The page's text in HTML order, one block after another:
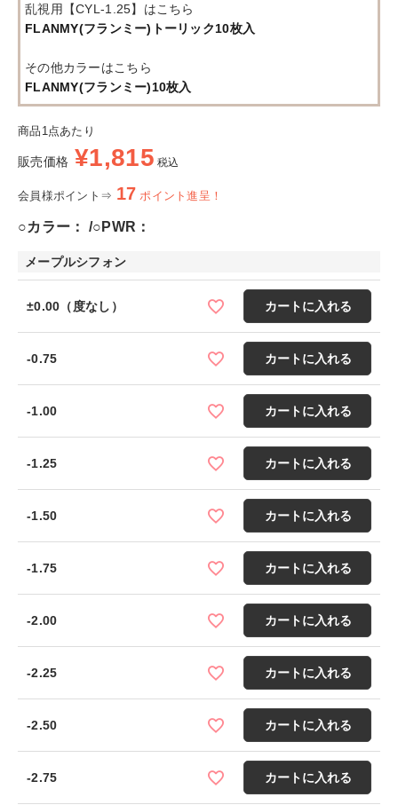
乱視用【CYL-1.25】はこちら
FLANMY(フランミー)トーリック10枚入
その他カラーはこちら
FLANMY(フランミー)10枚入
商品1点あたり
販売価格 ¥1,815 税込
会員様ポイント⇒ 17 ポイント進呈！
○カラー： ○PWR：
メープルシフォン
±0.00（度なし） カートに入れる
-0.75 カートに入れる
-1.00 カートに入れる
-1.25 カートに入れる
-1.50 カートに入れる
-1.75 カートに入れる
-2.00 カートに入れる
-2.25 カートに入れる
-2.50 カートに入れる
-2.75 カートに入れる